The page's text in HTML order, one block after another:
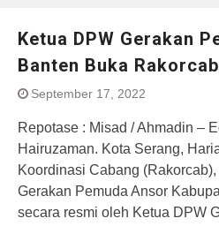
Ketua DPW Gerakan
Banten Buka Rakorcab
September 17, 2022
Repotase : Misad / Ahmadin –
Hairuzaman. Kota Serang,
Koordinasi Cabang
Gerakan Pemuda Ansor
secara resmi oleh Ketua DPW